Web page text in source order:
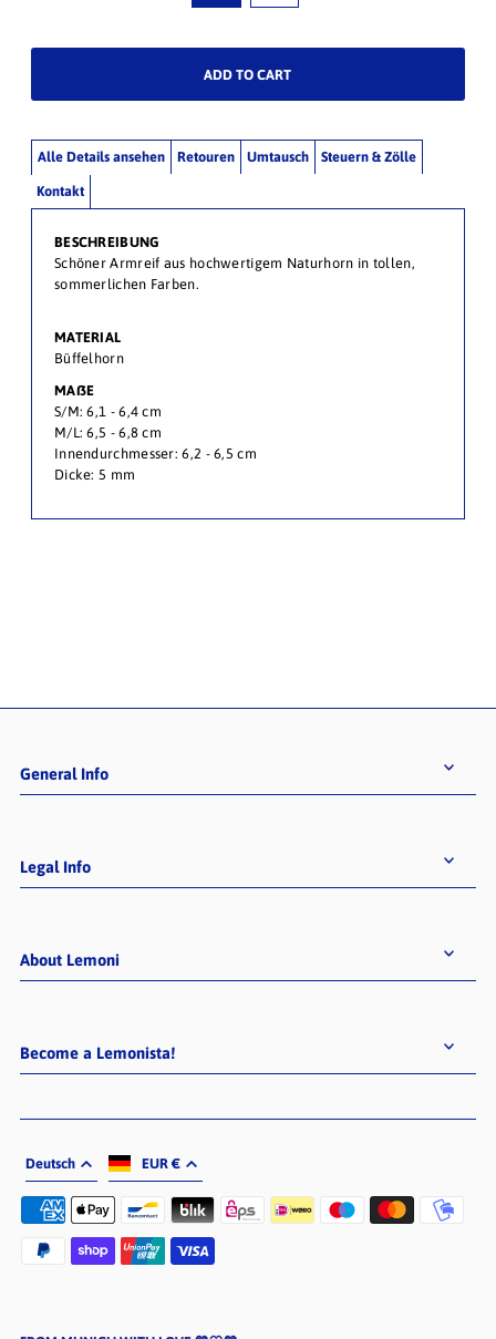
Alle Details ansehen Retouren Umtausch Steuern & Zölle
Kontakt
BESCHREIBUNG
Schöner Armreif aus hochwertigem Naturhorn in tollen,
sommerlichen Farben.
MATERIAL
Büffelhorn
MAßE
S/M: 6,1 - 6,4 cm
M/L: 6,5 - 6,8 cm
Innendurchmesser: 6,2 - 6,5 cm
Dicke: 5 mm
General Info
Legal Info
About Lemoni
Become a Lemonista!
Deutsch EUR €